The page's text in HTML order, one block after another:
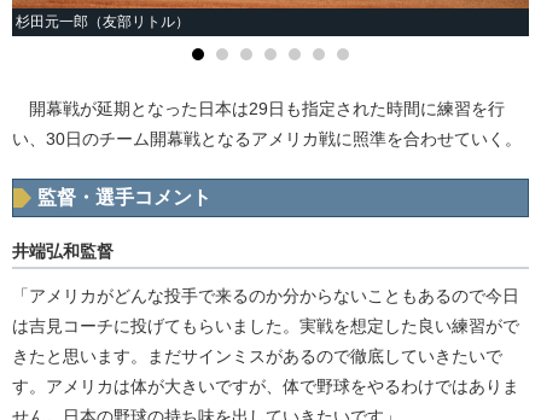
杉田元一郎（友部リトル）
開幕戦が延期となった日本は29日も指定された時間に練習を行
い、30日のチーム開幕戦となるアメリカ戦に照準を合わせていく。
監督・選手コメント
井端弘和監督
「アメリカがどんな投手で来るのか分からないこともあるので今日
は吉見コーチに投げてもらいました。実戦を想定した良い練習がで
きたと思います。まだサインミスがあるので徹底していきたいで
す。アメリカは体が大きいですが、体で野球をやるわけではありま